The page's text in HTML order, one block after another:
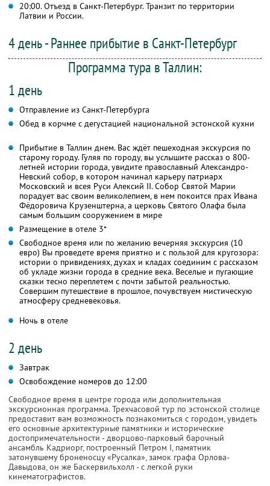
20:00. Отъезд в Санкт-Петербург. Транзит по территории
Латвии и России.
4 день - Раннее прибытие в Санкт-Петербург
Программа тура в Таллин:
1 день
Отправление из Санкт-Петербурга
Обед в корчме с дегустацией национальной эстонской кухни
Прибытие в Таллин днем. Вас ждёт пешеходная экскурсия по
старому городу. Гуляя по городу, вы услышите рассказ о 800-
летней истории города, увидите православный Александро-
Невский собор, в котором начинал карьеру патриарх
Московский и всея Руси Алексий II. Собор Святой Марии
порадует вас своим великолепием, в нем покоится прах Ивана
Фёдоровича Крузенштерна, а церковь Святого Олафа была
самым большим сооружением в мире
Размещение в отеле 3*
Свободное время или по желанию вечерняя экскурсия (10
евро) Вы проведете время приятно и с пользой для кругозора:
истории о привидениях, духах и кладах соединим с рассказом
об укладе жизни города в средние века. Веселые и пугающие
сказки тесно переплетем с почти забытой реальностью.
Совершим путешествие в прошлое, почувствуем мистическую
атмосферу средневековья.
Ночь в отеле
2 день
Завтрак
Освобождение номеров до 12:00
Свободное время в центре города или дополнительная
экскурсионная программа. Трехчасовой тур по эстонской столице
предоставит вам возможность познакомиться с городом, увидеть
его основные архитектурные памятники и исторические
достопримечательности - дворцово-парковый барочный
ансамбль Кадриорг, построенный Петром I, памятник
затонувшему броненосцу «Русалка», замок графа Орлова-
Давыдова, он же Баскервильхолл - с легкой руки
кинематографистов.